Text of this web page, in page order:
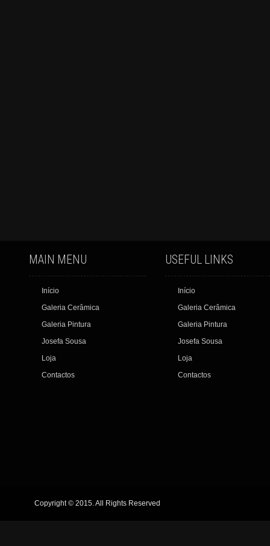
MAIN MENU
Início
Galeria Cerâmica
Galeria Pintura
Josefa Sousa
Loja
Contactos
USEFUL LINKS
Início
Galeria Cerâmica
Galeria Pintura
Josefa Sousa
Loja
Contactos
Copyright © 2015. All Rights Reserved